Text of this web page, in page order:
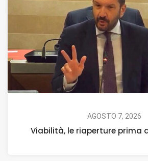
AGOSTO 7, 2026
Viabilità, le riaperture prima